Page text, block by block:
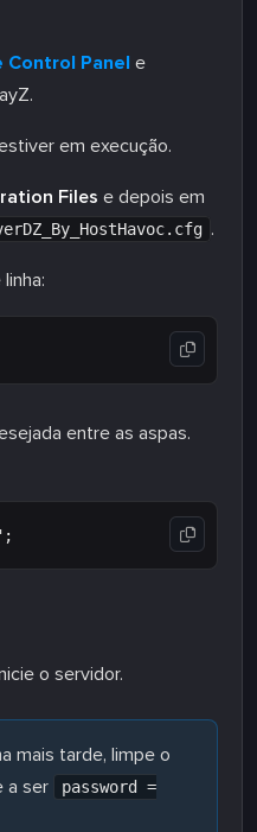
Control Panel e
em execução.
Files e depois em
.
entre as aspas.
o servidor.
mais tarde, limpe o
a ser
password =